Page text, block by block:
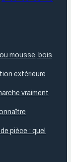
mousse, bois
extérieure
vraiment
pièce : quel